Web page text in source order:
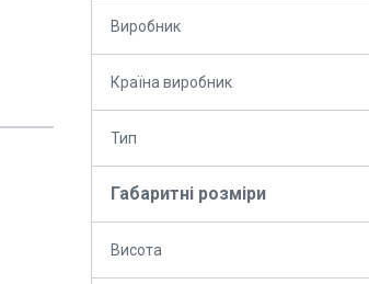
Виробник
Країна виробник
Тип
Габаритні розміри
Висота